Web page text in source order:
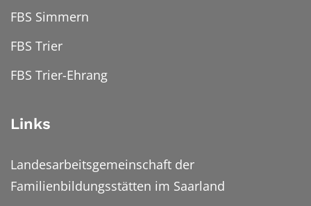
FBS Simmern
FBS Trier
FBS Trier-Ehrang
Links
Landesarbeitsgemeinschaft der
Familienbildungsstätten im Saarland